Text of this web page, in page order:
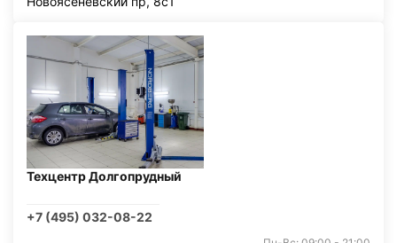
Техцентр Долгопрудный
+7 (495) 032-08-22